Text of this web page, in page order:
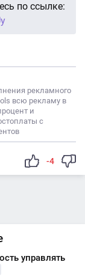
по ссылке:
рекламного
всю рекламу в
и
с
-4
управлять